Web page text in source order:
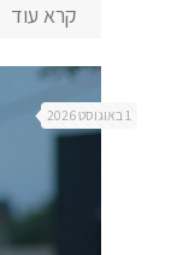
קרא עוד
1 באוגוסט 2026